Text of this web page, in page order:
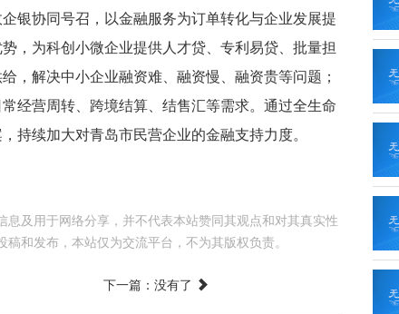
银协同号召，以金融服务为订单转化与企业发展提
，为科创小微企业提供人才贷、专利易贷、批量担
，解决中小企业融资难、融资慢、融资贵等问题；
经营周转、跨境结算、结售汇等需求。通过全生命
持续加大对青岛市民营企业的金融支持力度。
及用于网络分享，并不代表本站赞同其观点和对其真实性
和发布，本站仅为交流平台，不为其版权负责。
下一篇：没有了